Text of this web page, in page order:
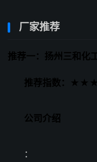
厂家推荐
推荐一：扬州三和化
推荐指数：
公司介绍
：